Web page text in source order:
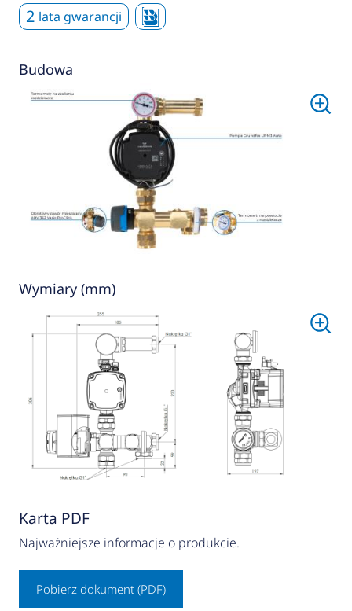
2 lata gwarancji
Budowa
Wymiary (mm)
Karta PDF
Najważniejsze informacje o produkcie.
Pobierz dokument (PDF)